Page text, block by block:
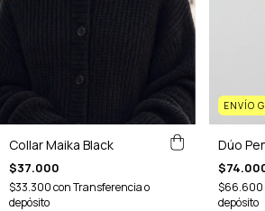
Collar Maika Black
$37.000
$33.300conTransferencia o
depósito
ENVÍO
Dúo
$66.600
depósito